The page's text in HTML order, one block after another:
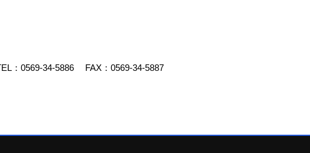
： 0569-34-5886
FAX：0569-34-5887